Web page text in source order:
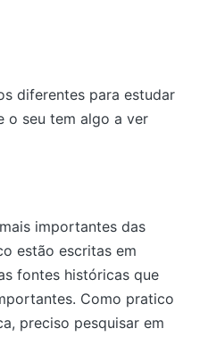
diferentes para estudar
o seu tem algo a ver
importantes das
estão escritas em
fontes históricas que
Como pratico
preciso pesquisar em